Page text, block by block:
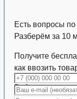
Есть вопросы по
Разберём за 10
Получите
как ввозить
Работаем с